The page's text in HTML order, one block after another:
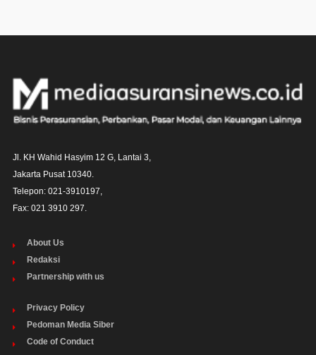
Jl. KH Wahid Hasyim 12 G, Lantai 3,
Jakarta Pusat 10340.
Telepon: 021-3910197,
Fax: 021 3910 297.
About Us
Redaksi
Partnership with us
Privacy Policy
Pedoman Media Siber
Code of Conduct